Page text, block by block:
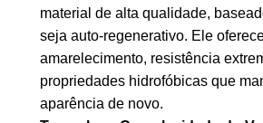
material de alta qualidade,
seja auto-regenerativo. Ele
amarelecimento, resistência
propriedades hidrofóbicas que
aparência de novo.